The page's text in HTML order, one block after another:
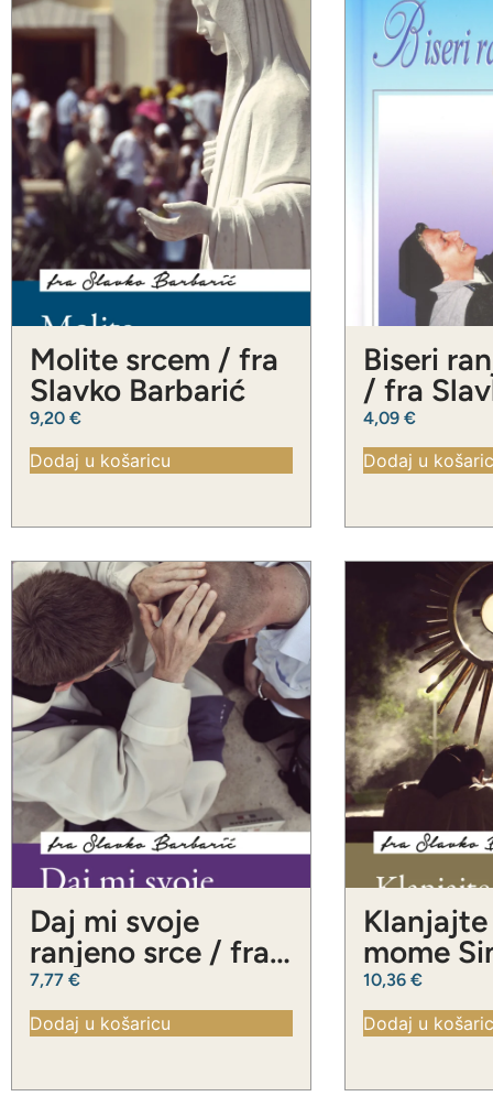
Molite srcem / fra
Slavko Barbarić
9,20 €
Dodaj u košaricu
Biseri
/ fra
Barbarić
4,09 €
Dodaj u
Daj mi svoje
ranjeno srce / fra
Slavko Barbarić
7,77 €
Dodaj u košaricu
mome
Slavko
10,36 €
Dodaj u